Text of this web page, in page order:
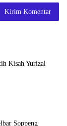
Kisah Yurizal
Soppeng